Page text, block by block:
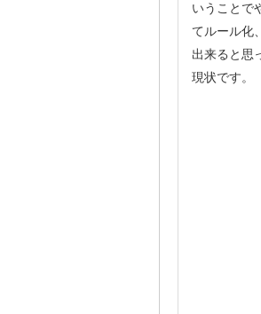
いうことで
てルール化
出来ると思
現状です。